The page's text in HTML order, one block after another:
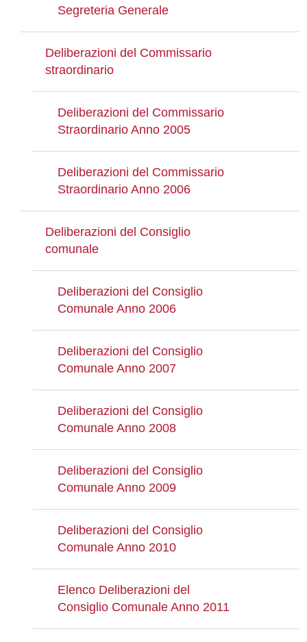
Segreteria Generale
Deliberazioni del Commissario
straordinario
Deliberazioni del Commissario
Straordinario Anno 2005
Deliberazioni del Commissario
Straordinario Anno 2006
Deliberazioni del Consiglio
comunale
Deliberazioni del Consiglio
Comunale Anno 2006
Deliberazioni del Consiglio
Comunale Anno 2007
Deliberazioni del Consiglio
Comunale Anno 2008
Deliberazioni del Consiglio
Comunale Anno 2009
Deliberazioni del Consiglio
Comunale Anno 2010
Elenco Deliberazioni del
Consiglio Comunale Anno 2011